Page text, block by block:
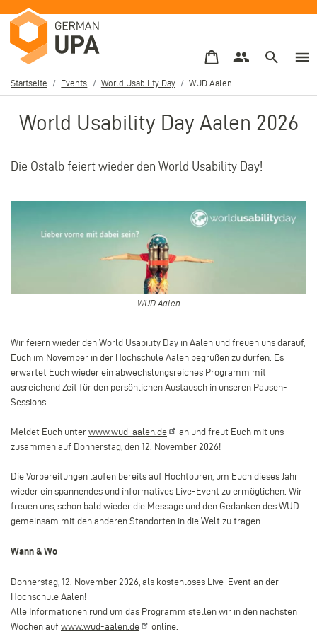
zum
Inhalt
Pfadnavigation
Startseite Events World Usability Day WUD Aalen
World Usability Day Aalen 2026
Die Ostalb feiert wieder den World Usability Day!
WUD Aalen
Wir feiern wieder den World Usability Day in Aalen und freuen uns darauf,
Euch im November in der Hochschule Aalen begrüßen zu dürfen. Es
erwartet Euch wieder ein abwechslungsreiches Programm mit
ausreichend Zeit für den persönlichen Austausch in unseren Pausen-
Sessions.
Meldet Euch unterwww.wud-aalen.de
an und freut Euch mit uns
zusammen auf Donnerstag, den 12. November 2026!
Die Vorbereitungen laufen bereits auf Hochtouren, um Euch dieses Jahr
wieder ein spannendes und informatives Live-Event zu ermöglichen. Wir
freuen uns, schon bald wieder die Message und den Gedanken des WUD
gemeinsam mit den anderen Standorten in die Welt zu tragen.
Wann & Wo
Donnerstag, 12. November 2026, als kostenloses Live-Event an der
Hochschule Aalen!
Alle Informationen rund um das Programm stellen wir in den nächsten
Wochen auf www.wud-aalen.de online.